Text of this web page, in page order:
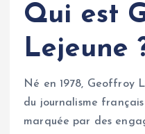
Qui est
Lejeune
Né en 1978, Geoffroy
du journalisme
marquée par des